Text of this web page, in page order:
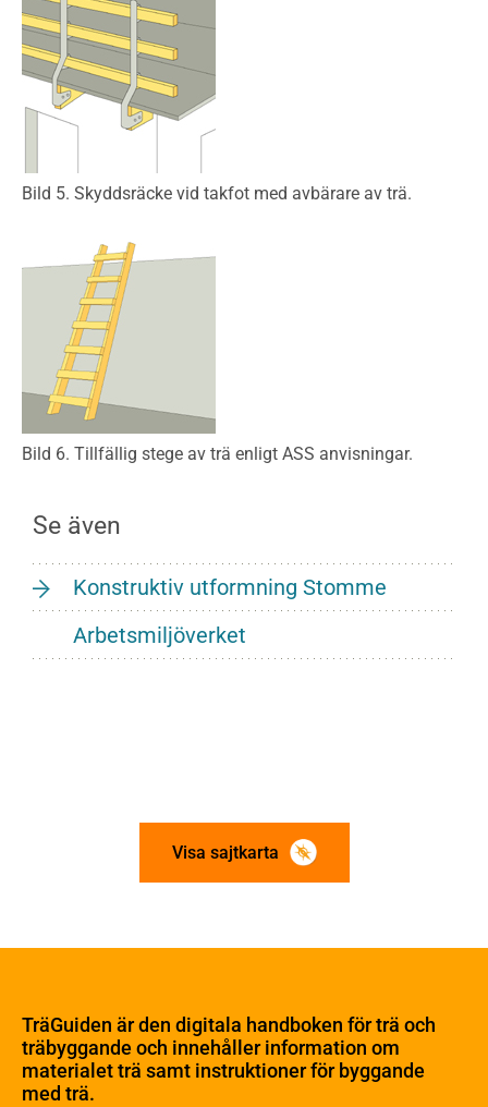
Bild 5. Skyddsräcke vid takfot med avbärare av trä.
Bild 6. Tillfällig stege av trä enligt ASS anvisningar.
Se även
Konstruktiv utformning Stomme
Arbetsmiljöverket
Visa sajtkarta
Skogsbruk
Barrträdets uppbyggnad
Träets egenskaper och kvalitet
TräGuiden är den digitala handboken för trä och
träbyggande och innehåller information om
materialet trä samt instruktioner för byggande
med trä.